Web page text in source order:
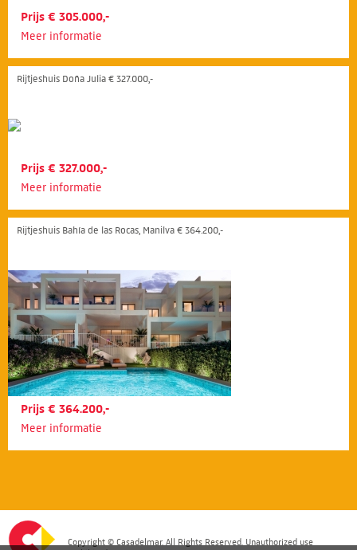
Prijs € 305.000,-
Meer informatie
Rijtjeshuis Doña Julia € 327.000,-
Prijs € 327.000,-
Meer informatie
Rijtjeshuis Bahía de las Rocas, Manilva € 364.200,-
Prijs € 364.200,-
Meer informatie
Copyright © Casadelmar. All Rights Reserved. Unauthorized use